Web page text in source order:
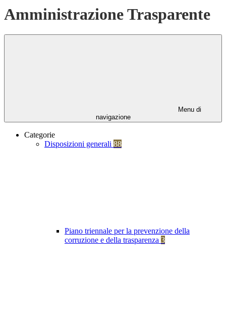
Amministrazione Trasparente
Menu di
navigazione
Categorie
Disposizioni generali 88
Piano triennale per la prevenzione della
corruzione e della trasparenza 3